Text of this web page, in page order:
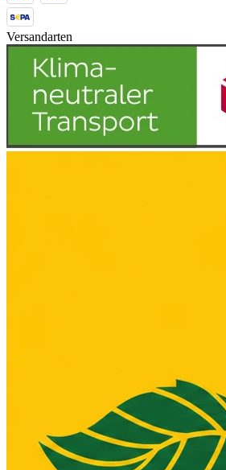
Versandarten